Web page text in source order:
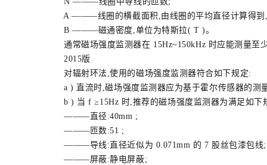
A ———线圈的横截面积,由线圈的平均直径计算得到,
B ———磁通密度,单位为特斯拉( T )。
通常磁场强度监测器在 15Hz~150kHz 时应能测量至
2015版
对辐射环法,使用的磁场强度监测器符合如下规定:
a ) 直流时,磁场强度监测器应为基于霍尔传感器的测
b ) 当 f ≥15Hz 时,推荐的磁场强度监测器为满足如下
———直径:40mm ;
———匝数:51 ;
———导线:直径近似为 0.071mm 的 7 股丝包漆包线;
———屏蔽:静电屏蔽;